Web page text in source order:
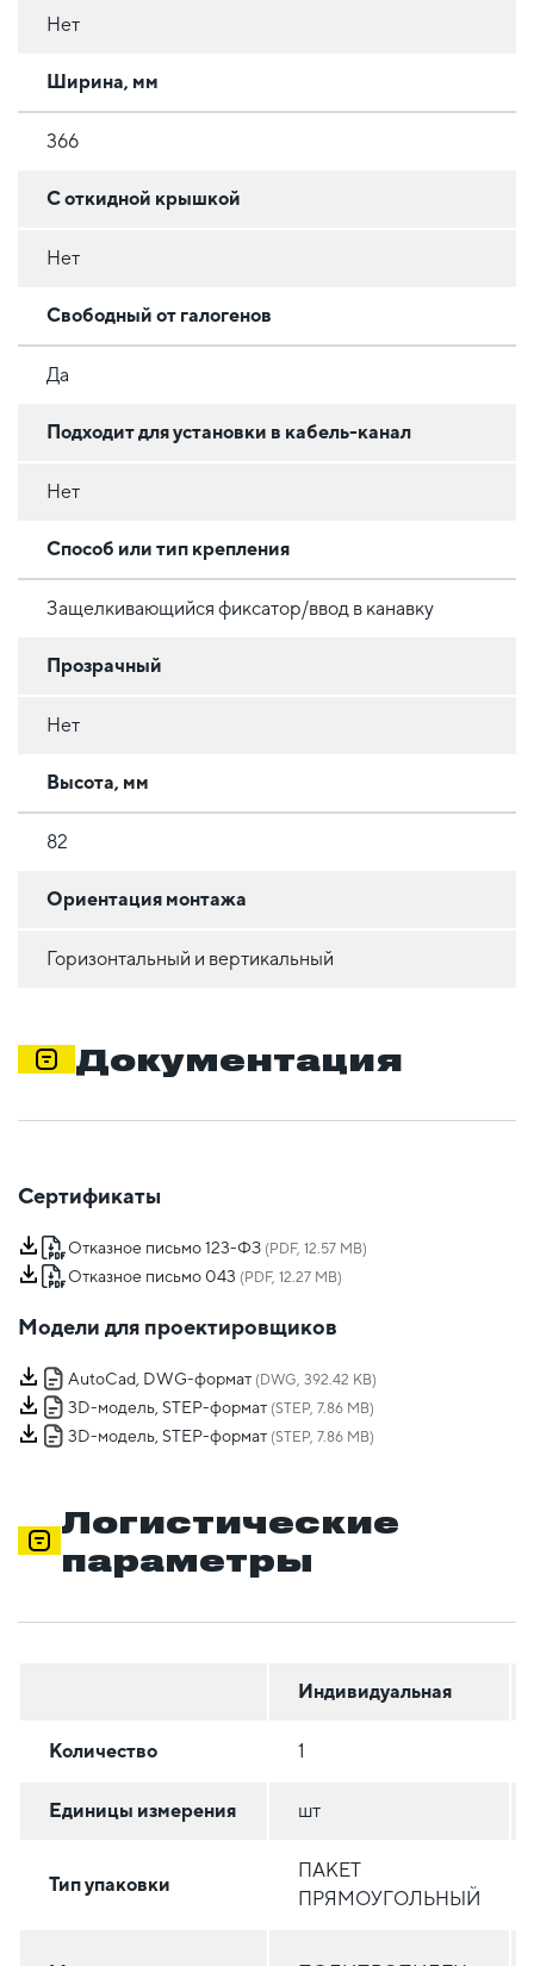
Нет
Ширина, мм
366
С откидной крышкой
Нет
Свободный от галогенов
Да
Подходит для установки в кабель-канал
Нет
Способ или тип крепления
Защелкивающийся фиксатор/ввод в канавку
Прозрачный
Нет
Высота, мм
82
Ориентация монтажа
Горизонтальный и вертикальный
Документация
Сертификаты
Отказное письмо 123-ФЗ (PDF, 12.57 MB)
Отказное письмо 043 (PDF, 12.27 MB)
Модели для проектировщиков
AutoCad, DWG-формат (DWG, 392.42 KB)
3D-модель, STEP-формат (STEP, 7.86 MB)
3D-модель, STEP-формат (STEP, 7.86 MB)
Логистические
параметры
Индивидуальная
Количество 1
Единицы измерения шт
Тип упаковки
ПАКЕТ
ПРЯМОУГОЛЬНЫЙ